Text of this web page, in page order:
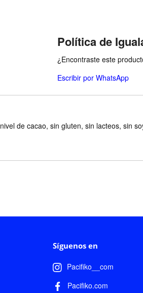
Política de
¿Encontraste este
Escribir por WhatsApp
de cacao, sin gluten, sin lacteos, sin
Síguenos en
Pacifiko__com
Pacifiko.com